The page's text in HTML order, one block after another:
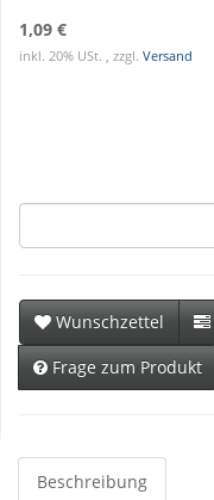
1,09 €
inkl. 20% USt. , zzgl. Versand
Wunschzettel
Frage zum Produkt
Beschreibung